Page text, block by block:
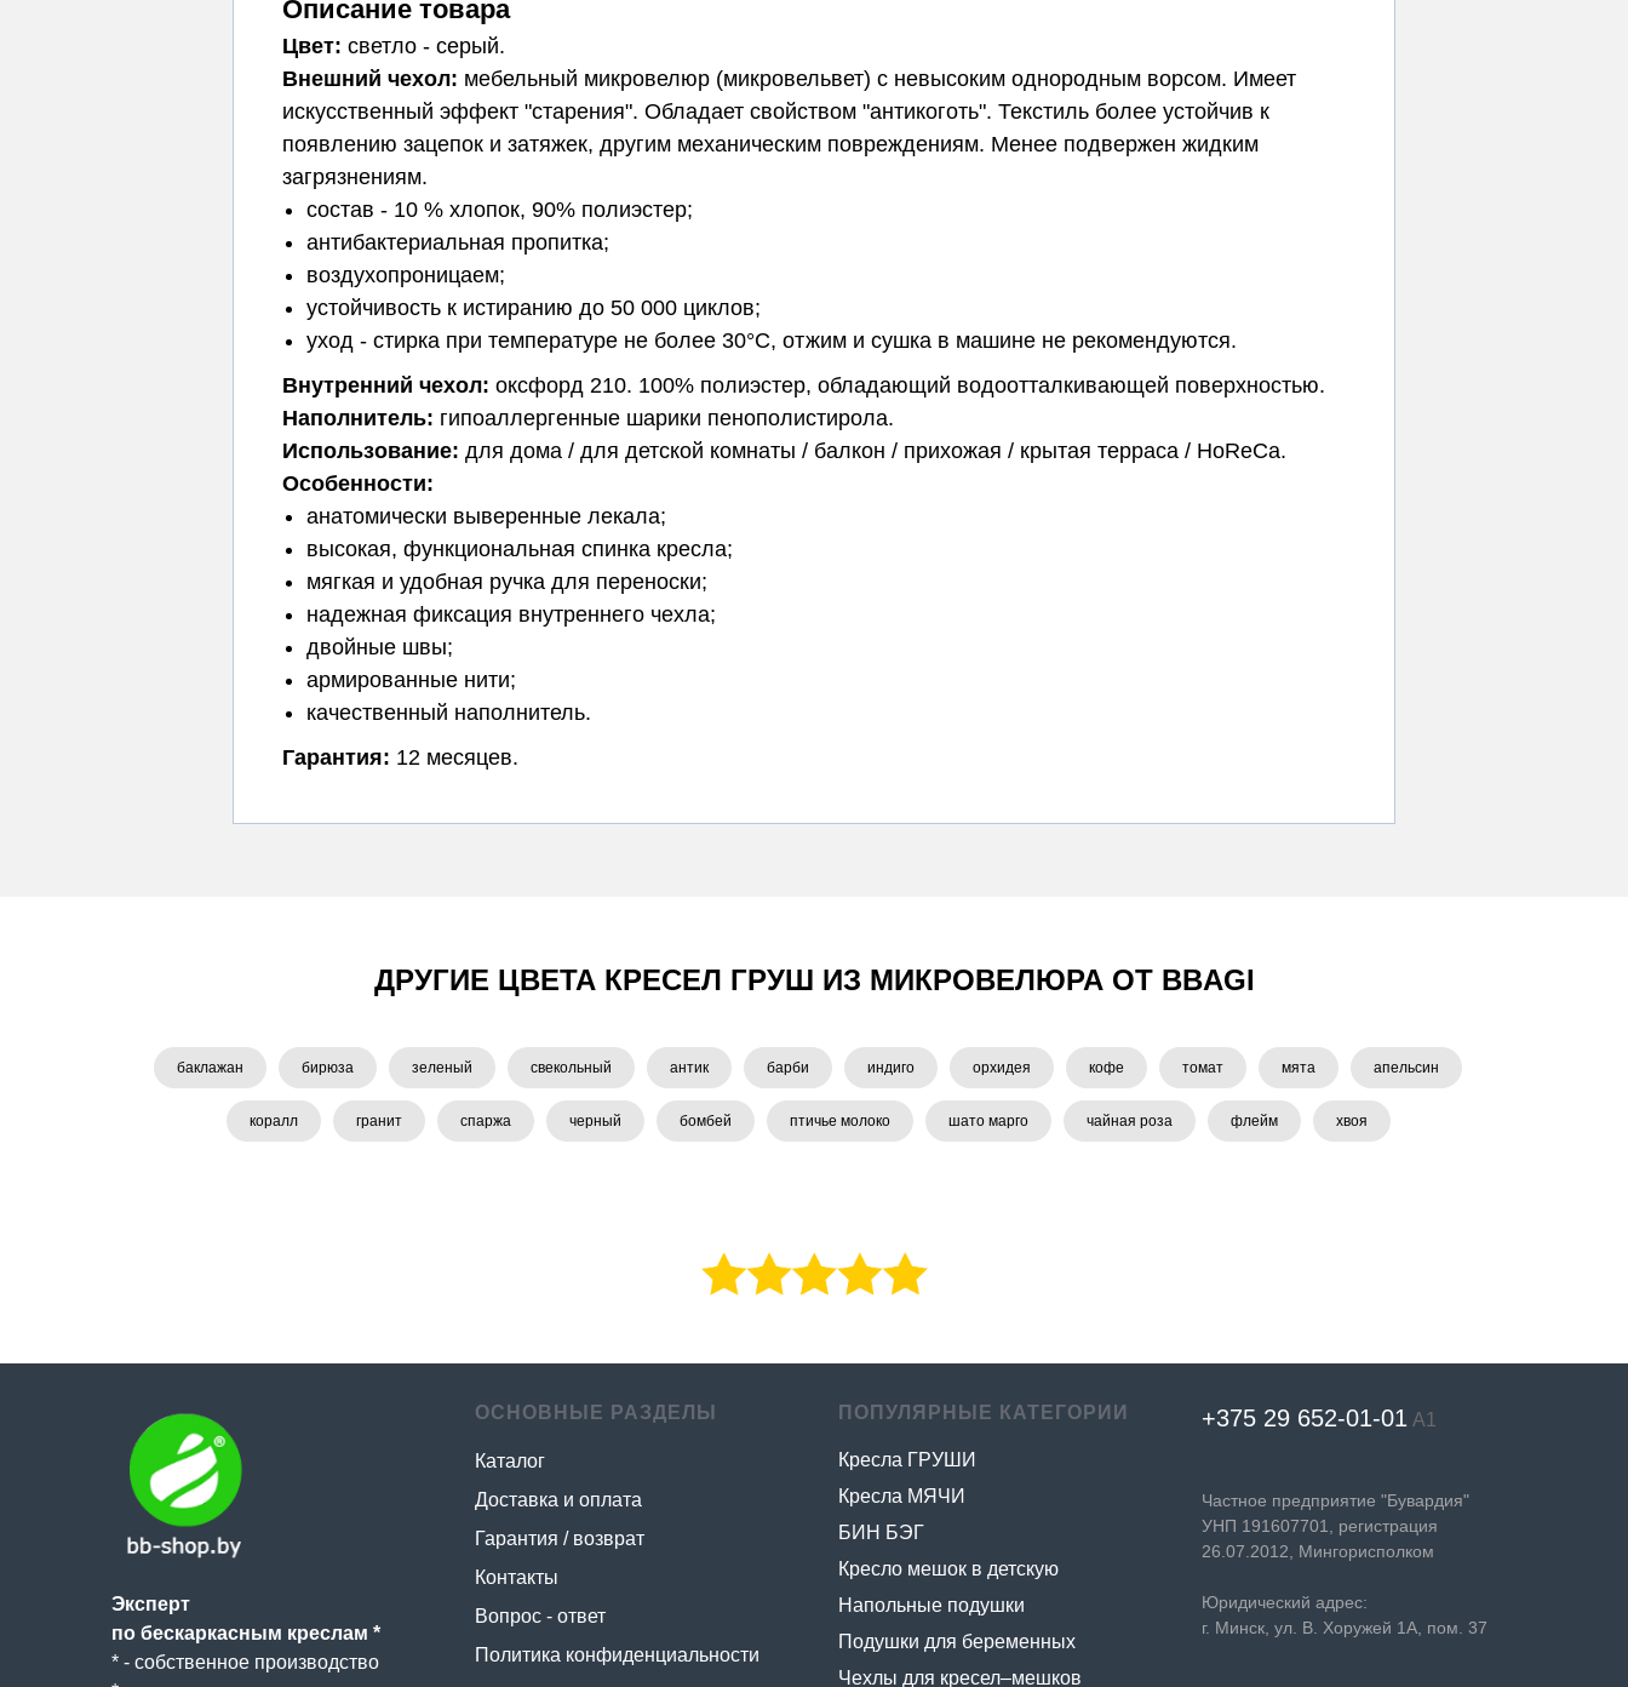
Описание товара
Цвет: светло - серый.
Внешний чехол: мебельный микровелюр (микровельвет) с невысоким однородным ворсом. Имеет
искусственный эффект "старения". Обладает свойством "антикоготь". Текстиль более устойчив к
появлению зацепок и затяжек, другим механическим повреждениям. Менее подвержен жидким
загрязнениям.
состав - 10 % хлопок, 90% полиэстер;
антибактериальная пропитка;
воздухопроницаем;
устойчивость к истиранию до 50 000 циклов;
уход - стирка при температуре не более 30°С, отжим и сушка в машине не рекомендуются.
Внутренний чехол: оксфорд 210. 100% полиэстер, обладающий водоотталкивающей поверхностью.
Наполнитель: гипоаллергенные шарики пенополистирола.
Использование: для дома / для детской комнаты / балкон / прихожая / крытая терраса / HoReCa.
Особенности:
анатомически выверенные лекала;
высокая, функциональная спинка кресла;
мягкая и удобная ручка для переноски;
надежная фиксация внутреннего чехла;
двойные швы;
армированные нити;
качественный наполнитель.
Гарантия: 12 месяцев.
ДРУГИЕ ЦВЕТА КРЕСЕЛ ГРУШ ИЗ МИКРОВЕЛЮРА ОТ BBAGI
баклажан бирюза зеленый свекольный антик барби индиго орхидея кофе томат мята апельсин
коралл гранит спаржа черный бомбей птичье молоко шато марго чайная роза флейм хвоя
Эксперт
по бескаркасным креслам *
* - собственное производство
ОСНОВНЫЕ РАЗДЕЛЫ
Каталог
Доставка и оплата
Гарантия / возврат
Контакты
Вопрос - ответ
Политика конфиденциальности
ПОПУЛЯРНЫЕ КАТЕГОРИИ
Кресла ГРУШИ
Кресла МЯЧИ
БИН БЭГ
Кресло мешок в детскую
Напольные подушки
Подушки для беременных
Чехлы для кресел–мешков
+375 29 652-01-01 А1
Частное предприятие "Бувардия"
УНП 191607701, регистрация
26.07.2012, Мингорисполком
Юридический адрес:
г. Минск, ул. В. Хоружей 1А, пом. 37